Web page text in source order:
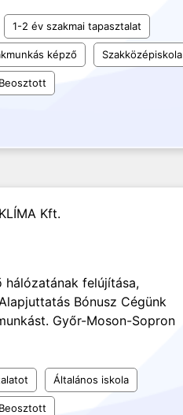
1-2 év szakmai tapasztalat
képző Szakközépiskola
Beosztott
Kft.
hálózatának felújítása,
Bónusz Cégünk
Győr-Moson-Sopron
Általános iskola
Beosztott